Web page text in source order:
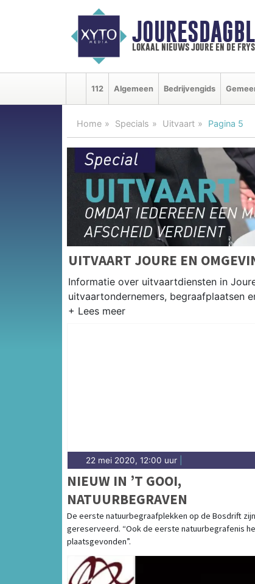
lokaal nieuws joure en de
112 Algemeen Bedrijvengids
Home Specials Uitvaart Pagina 5
UITVAART JOURE EN
Informatie over uitvaartdiensten in
uitvaartondernemers, begraafplaatsen
22 mei 2020, 12:00 uur
NIEUW IN ’T GOOI,
NATUURBEGRAVEN
De eerste natuurbegraafplekken op de Bosdrift zijn
gereserveerd. “Ook de eerste natuurbegrafenis
plaatsgevonden”.